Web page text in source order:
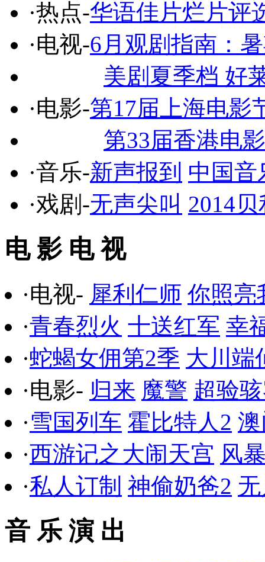
·热点-华语佳片烂片评
·电视-6月观剧指南：
美剧夏季档 好
·电影-第17届上海电影
第33届香港电
·音乐-新声报到 中国音
·戏剧-无声尖叫 2014
电 影 电 视
·电视- 犀利仁师 你照亮
·青春烈火 十送红军 幸
·蛇蝎女佣第2季 大川端
·电影- 归来 魔警 超验
·雪国列车 霍比特人2
·西游记之大闹天宫 风
·私人订制 神偷奶爸2
音 乐 演 出